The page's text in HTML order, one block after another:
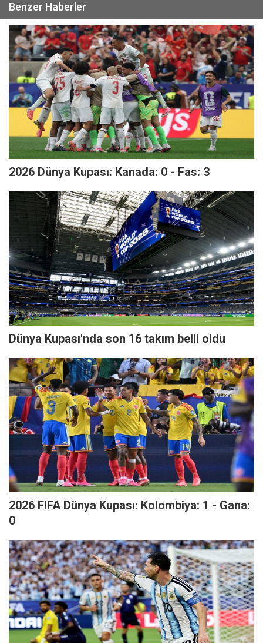
Benzer Haberler
2026 Dünya Kupası: Kanada: 0 - Fas: 3
Dünya Kupası'nda son 16 takım belli oldu
2026 FIFA Dünya Kupası: Kolombiya: 1 - Gana:
0